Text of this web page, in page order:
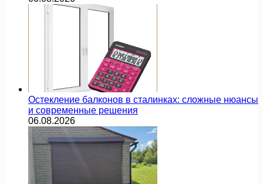
Остекление балконов в сталинках: сложные нюансы
и современные решения
06.08.2026